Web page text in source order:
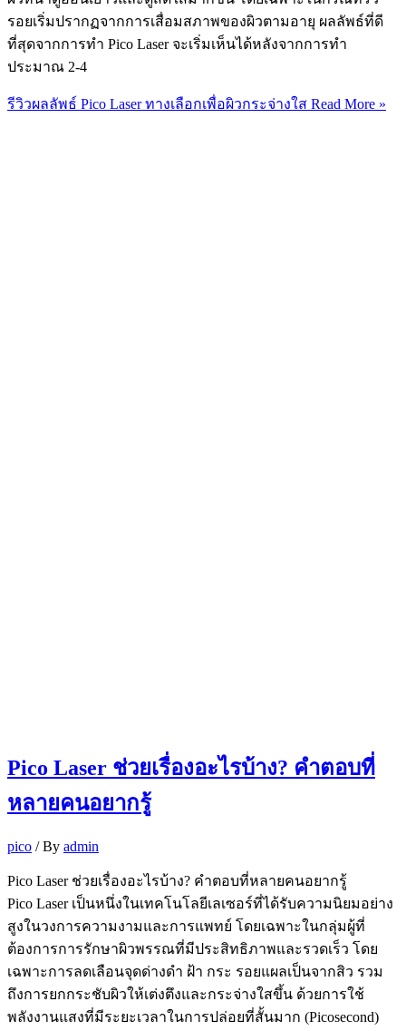
รอยเริ่มปรากฏจากการเสื่อมสภาพของผิวตามอายุ ผลลัพธ์ที่ดี
ที่สุดจากการทำ Pico Laser จะเริ่มเห็นได้หลังจากการทำ
ประมาณ 2-4
รีวิวผลลัพธ์ Pico Laser ทางเลือกเพื่อผิวกระจ่างใส Read More »
Pico Laser ช่วยเรื่องอะไรบ้าง? คำตอบที่
หลายคนอยากรู้
pico / By admin
Pico Laser ช่วยเรื่องอะไรบ้าง? คำตอบที่หลายคนอยากรู้
Pico Laser เป็นหนึ่งในเทคโนโลยีเลเซอร์ที่ได้รับความนิยมอย่าง
สูงในวงการความงามและการแพทย์ โดยเฉพาะในกลุ่มผู้ที่
ต้องการการรักษาผิวพรรณที่มีประสิทธิภาพและรวดเร็ว โดย
เฉพาะการลดเลือนจุดด่างดำ ฝ้า กระ รอยแผลเป็นจากสิว รวม
ถึงการยกกระชับผิวให้เต่งตึงและกระจ่างใสขึ้น ด้วยการใช้
พลังงานแสงที่มีระยะเวลาในการปล่อยที่สั้นมาก (Picosecond)